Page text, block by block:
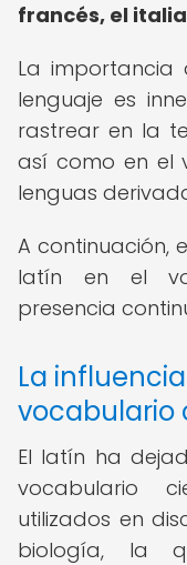
francés, el
La importancia
lenguaje es
rastrear en la
así como en el
lenguas
A continuación,
latín en el
presencia
La
vocabulario
El latín ha
vocabulario
utilizados en
biología, la